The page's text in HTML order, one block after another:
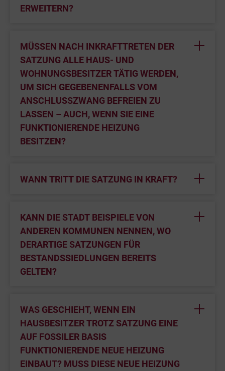
ERWEITERN?
MÜSSEN NACH INKRAFTTRETEN DER
SATZUNG ALLE HAUS- UND
WOHNUNGSBESITZER TÄTIG WERDEN,
UM SICH GEGEBENENFALLS VOM
ANSCHLUSSZWANG BEFREIEN ZU
LASSEN – AUCH, WENN SIE EINE
FUNKTIONIERENDE HEIZUNG
BESITZEN?
WANN TRITT DIE SATZUNG IN KRAFT?
KANN DIE STADT BEISPIELE VON
ANDEREN KOMMUNEN NENNEN, WO
DERARTIGE SATZUNGEN FÜR
BESTANDSSIEDLUNGEN BEREITS
GELTEN?
WAS GESCHIEHT, WENN EIN
HAUSBESITZER TROTZ SATZUNG EINE
AUF FOSSILER BASIS
FUNKTIONIERENDE NEUE HEIZUNG
EINBAUT? MUSS DIESE NEUE HEIZUNG